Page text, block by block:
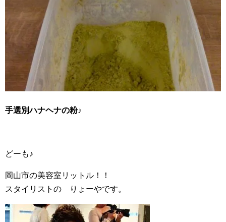
手選別ハナヘナの粉♪
どーも♪
岡山市の美容室リットル！！
スタイリストの りょーやです。